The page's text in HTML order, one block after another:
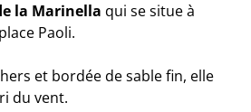
la Marinella qui se situe à
Paoli.
et bordée de sable fin, elle
du vent.